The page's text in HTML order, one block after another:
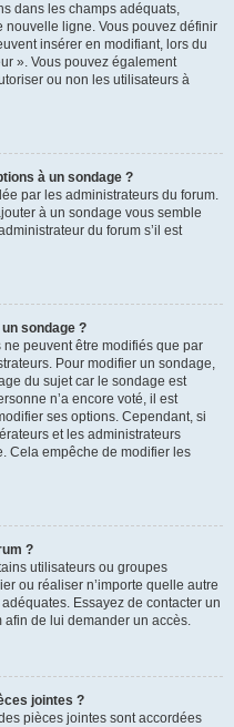
dans les champs adéquats,
ligne. Vous pouvez définir
insérer en modifiant, lors du
». Vous pouvez également
ou non les utilisateurs à
à un sondage ?
par les administrateurs du forum.
à un sondage vous semble
du forum s’il est
sondage ?
peuvent être modifiés que par
Pour modifier un sondage,
du sujet car le sondage est
n’a encore voté, il est
ses options. Cependant, si
et les administrateurs
Cela empêche de modifier les
?
utilisateurs ou groupes
ou réaliser n’importe quelle autre
Essayez de contacter un
de lui demander un accès.
jointes ?
pièces jointes sont accordées